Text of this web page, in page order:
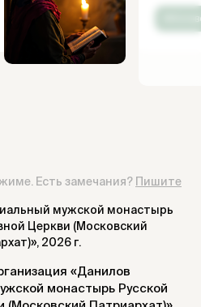
Есть замечания? Пишите
мужской монастырь
Церкви (Московский
2026 г.
«Данилов
монастырь Русской